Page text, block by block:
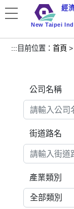
到
要
內
塊
經
New Taipei
::: 目前位置：首頁 >
公司名稱
街道路名
產業類別